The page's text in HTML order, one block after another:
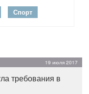
Спорт
19 июля 2017
требования в